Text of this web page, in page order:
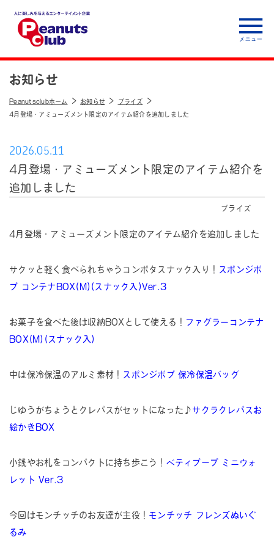
人に楽しみを与えるエ
業 Peanuts club
お知らせ
Peanutsclubホーム お知らせ プライズ
4月登場・アミューズメント限定のアイテム紹介を追加しました
2026.05.11
4月登場・アミューズメント限定のアイテム紹介を
追加しました
プライズ
4月登場・アミューズメント限定のアイテム紹介を追加しました
サクッと軽く食べられちゃうコンポタスナック入り！ スポンジボ
ブ コンテナBOX(M)(スナック入)Ver.3
お菓子を食べた後は収納BOXとして使える！ ファグラーコンテナ
BOX(M)(スナック入)
中は保冷保温のアルミ素材！ スポンジボブ 保冷保温バッグ
じゆうがちょうとクレパスがセットになった♪ サクラクレパスお
絵かきBOX
小銭やお札をコンパクトに持ち歩こう！ ベティブープ ミニウォ
レット Ver.3
今回はモンチッチのお友達が主役！ モンチッチ フレンズぬいぐ
るみ